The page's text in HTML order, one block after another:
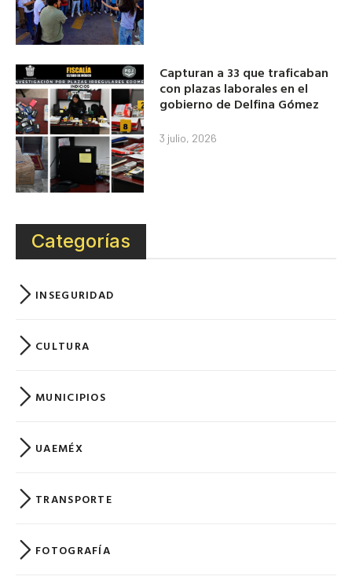
Capturan a 33 que traficaban
con plazas laborales en el
gobierno de Delfina Gómez
3 julio, 2026
Categorías
INSEGURIDAD
CULTURA
MUNICIPIOS
UAEMÉX
TRANSPORTE
FOTOGRAFÍA